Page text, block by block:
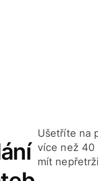
Ušetříte na
více než 40
mít